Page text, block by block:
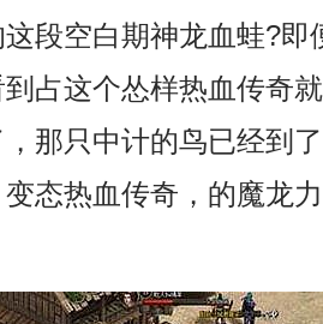
段空白期神龙血蛙?即
占这个怂样热血传奇
那只中计的鸟已经到
态热血传奇，的魔龙